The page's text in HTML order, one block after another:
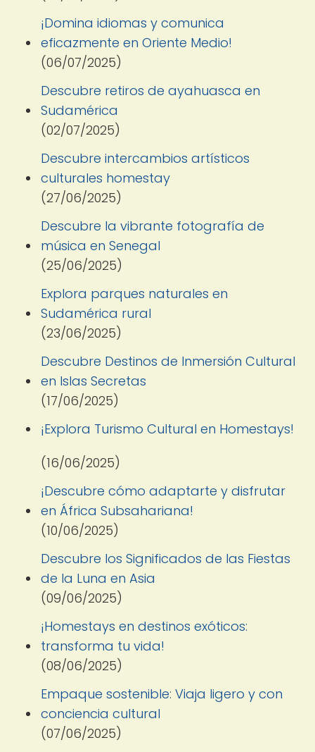
¡Domina idiomas y comunica
eficazmente en Oriente Medio!
(06/07/2025)
Descubre retiros de ayahuasca en
Sudamérica
(02/07/2025)
Descubre intercambios artísticos
culturales homestay
(27/06/2025)
Descubre la vibrante fotografía de
música en Senegal
(25/06/2025)
Explora parques naturales en
Sudamérica rural
(23/06/2025)
Descubre Destinos de Inmersión Cultural
en Islas Secretas
(17/06/2025)
¡Explora Turismo Cultural en Homestays!
(16/06/2025)
¡Descubre cómo adaptarte y disfrutar
en África Subsahariana!
(10/06/2025)
Descubre los Significados de las Fiestas
de la Luna en Asia
(09/06/2025)
¡Homestays en destinos exóticos:
transforma tu vida!
(08/06/2025)
Empaque sostenible: Viaja ligero y con
conciencia cultural
(07/06/2025)